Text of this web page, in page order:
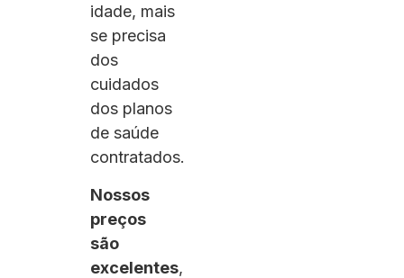
idade, mais
se precisa
dos
cuidados
dos planos
de saúde
contratados.
Nossos
preços
são
excelentes,